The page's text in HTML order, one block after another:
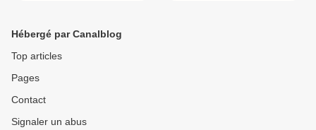
Hébergé par Canalblog
Top articles
Pages
Contact
Signaler un abus